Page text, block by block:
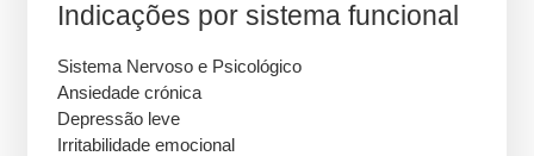
Indicações por sistema funcional
Sistema Nervoso e Psicológico
Ansiedade crónica
Depressão leve
Irritabilidade emocional